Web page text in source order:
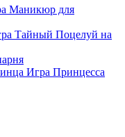
Маникюр для
Тайный Поцелуй на
Игра Принцесса